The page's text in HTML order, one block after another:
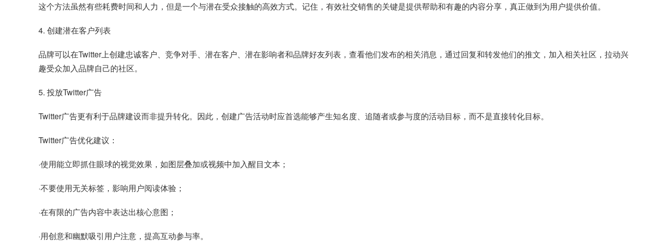
这个方法虽然有些耗费时间和人力，但是一个与潜在受众接触的高效方式。记住，有效社交销售的关键是提供帮助和有趣的内容分享，真正做到为用户提供价值。
4. 创建潜在客户列表
品牌可以在Twitter上创建忠诚客户、竞争对手、潜在客户、潜在影响者和品牌好友列表，查看他们发布的相关消息，通过回复和转发他们的推文，加入相关社区，拉动兴
趣受众加入品牌自己的社区。
5. 投放Twitter广告
Twitter广告更有利于品牌建设而非提升转化。因此，创建广告活动时应首选能够产生知名度、追随者或参与度的活动目标，而不是直接转化目标。
Twitter广告优化建议：
·使用能立即抓住眼球的视觉效果，如图层叠加或视频中加入醒目文本；
·不要使用无关标签，影响用户阅读体验；
·在有限的广告内容中表达出核心意图；
·用创意和幽默吸引用户注意，提高互动参与率。